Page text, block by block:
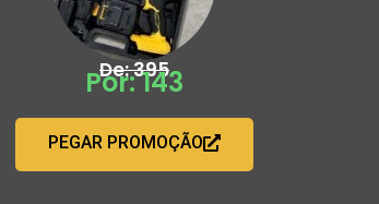
De: 395
Por: 143
PEGAR PROMOÇÃO